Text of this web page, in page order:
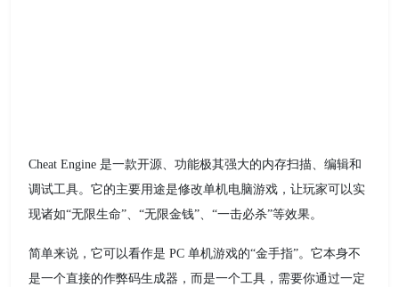
Cheat Engine 是一款开源、功能极其强大的内存扫描、编辑和
调试工具。它的主要用途是修改单机电脑游戏，让玩家可以实
现诸如“无限生命”、“无限金钱”、“一击必杀”等效果。
简单来说，它可以看作是 PC 单机游戏的“金手指”。它本身不
是一个直接的作弊码生成器，而是一个工具，需要你通过一定